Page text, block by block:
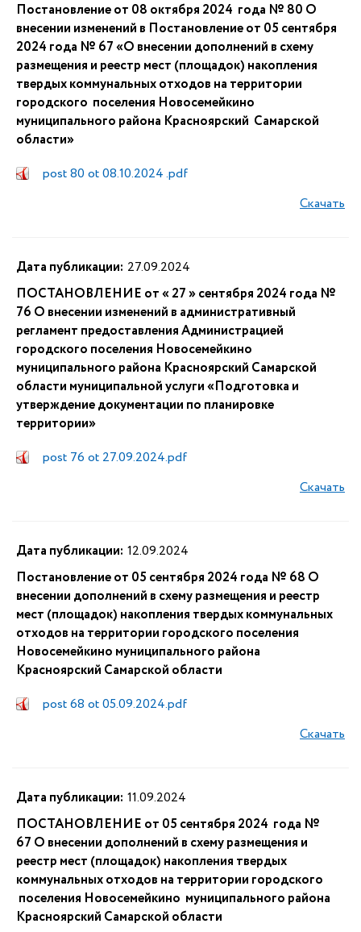
Постановление от 08 октября 2024 года № 80 О
внесении изменений в Постановление от 05 сентября
2024 года № 67 «О внесении дополнений в схему
размещения и реестр мест (площадок) накопления
твердых коммунальных отходов на территории
городского поселения Новосемейкино
муниципального района Красноярский Самарской
области»
post 80 ot 08.10.2024 .pdf
Скачать
Дата публикации: 27.09.2024
ПОСТАНОВЛЕНИЕ от « 27 » сентября 2024 года №
76 О внесении изменений в административный
регламент предоставления Администрацией
городского поселения Новосемейкино
муниципального района Красноярский Самарской
области муниципальной услуги «Подготовка и
утверждение документации по планировке
территории»
post 76 ot 27.09.2024.pdf
Скачать
Дата публикации: 12.09.2024
Постановление от 05 сентября 2024 года № 68 О
внесении дополнений в схему размещения и реестр
мест (площадок) накопления твердых коммунальных
отходов на территории городского поселения
Новосемейкино муниципального района
Красноярский Самарской области​​​​​​​​​​​​​​​​​​​​​​​​​​​​​​​​​​​​​​​​​​​​​​​​​​​​​​​​​​​​​​​​​​​​​​​​​​​​​​​​​​​​​​​​​​​​​​​​​​
post 68 ot 05.09.2024.pdf
Скачать
Дата публикации: 11.09.2024
​​​​​​​​​​​​​​​​​​​​​​​​​​​​​​​​​​​​​​​​​​​​​​​​​ПОСТАНОВЛЕНИЕ от 05 сентября 2024 года №
67 О внесении дополнений в схему размещения и
реестр мест (площадок) накопления твердых
коммунальных отходов на территории городского
поселения Новосемейкино муниципального района
Красноярский Самарской области